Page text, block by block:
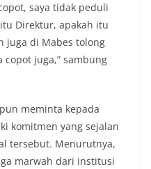
saya tidak peduli
Direktur, apakah itu
juga di Mabes tolong
juga,” sambung
meminta kepada
komitmen yang sejalan
tersebut. Menurutnya,
marwah dari institusi